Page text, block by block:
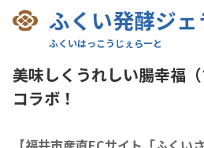
ふくい発酵ジェ
美味しくうれしい腸幸福（
コラボ！